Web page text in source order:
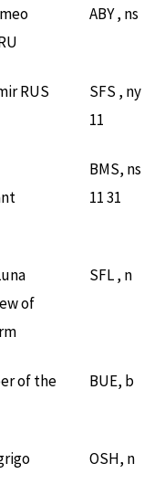
ABY , ns
RUS
SFS , ny
11
BMS, ns
11 31
of
SFL , n
of the
BUE, b
OSH, n